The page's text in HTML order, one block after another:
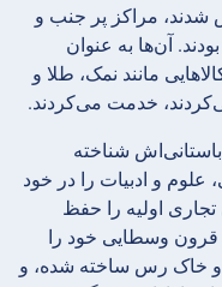
قرن‌های ۱۱ تا ۱۶ تأسیس شدند، مراکز پر جنب و
آن‌ها به عنوان
مانند نمک، طلا و
خدمت می‌کردند.
باستانی‌اش شناخته
و ادبیات را در خود
اولیه را حفظ
قرون وسطایی خود را
و خاک رس ساخته شده، و